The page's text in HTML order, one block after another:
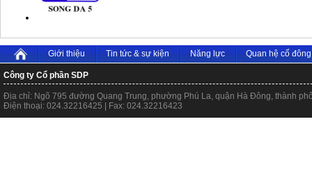
Giới thiệu Tin tức & sự kiện Năng lực Quan hệ cổ đông
Công ty Cổ phần SDP
Địa chỉ: Ngõ 795 đường Quang Trung, phường Phú La, quận Hà Đông, thành
Điện thoại: 024.32216425 | Fax: 024.32216423